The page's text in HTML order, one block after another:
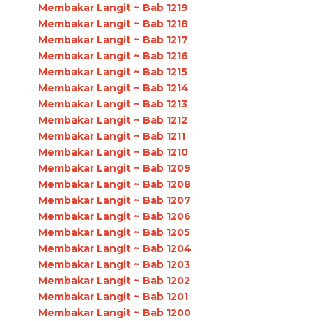
Membakar Langit ~ Bab 1219
Membakar Langit ~ Bab 1218
Membakar Langit ~ Bab 1217
Membakar Langit ~ Bab 1216
Membakar Langit ~ Bab 1215
Membakar Langit ~ Bab 1214
Membakar Langit ~ Bab 1213
Membakar Langit ~ Bab 1212
Membakar Langit ~ Bab 1211
Membakar Langit ~ Bab 1210
Membakar Langit ~ Bab 1209
Membakar Langit ~ Bab 1208
Membakar Langit ~ Bab 1207
Membakar Langit ~ Bab 1206
Membakar Langit ~ Bab 1205
Membakar Langit ~ Bab 1204
Membakar Langit ~ Bab 1203
Membakar Langit ~ Bab 1202
Membakar Langit ~ Bab 1201
Membakar Langit ~ Bab 1200